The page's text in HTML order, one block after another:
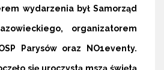
wydarzenia był Samorząd
organizatorem
Parysów oraz NO1eventy.
się uroczystą mszą świętą